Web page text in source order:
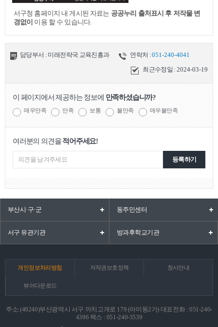
서구청 홈페이지 내 게시된 자료는 공공누리 출처표시 후 저작물 변
경없이 이용 할 수 있습니다.
담당부서 : 미래전략국 교육진흥과 연락처 :051-240-4041
최근수정일 : 2024-03-19
이 페이지에서 제공하는 정보에 만족하셨습니까?
매우만족 만족 보통 불만족 매우불만족
여러분의 의견을적어주세요!
등록하기
부산시·구·군 동주민센터
서구 유관기관 방과후학교기관
개인정보처리방침 저작권보호정책 청사안내
뷰어다운로드
주소:(49240)부산광역시 서구 까치고개로 179 (아미동2가) 대표전화 : 051-240-
4396 팩스 : 051-240-3539